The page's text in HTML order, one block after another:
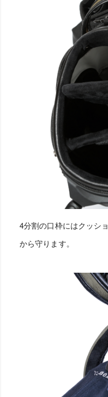
4分割の口枠にはクッシ
から守ります。